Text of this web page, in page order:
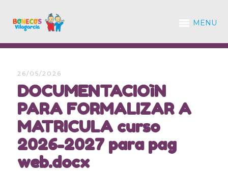
MENU
26/05/2026
DOCUMENTACIOìN
PARA FORMALIZAR A
MATRICULA curso
2026-2027 para pag
web.docx